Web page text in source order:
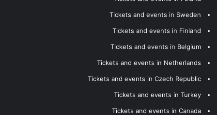
Tickets and events in Sweden
Tickets and events in Finland
Tickets and events in Belgium
Tickets and events in Netherlands
Tickets and events in Czech Republic
Tickets and events in Turkey
Tickets and events in Canada